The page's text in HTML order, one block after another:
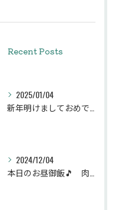
Recent Posts
2025/01/04
2024/12/04